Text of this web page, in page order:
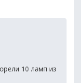
10 ламп из